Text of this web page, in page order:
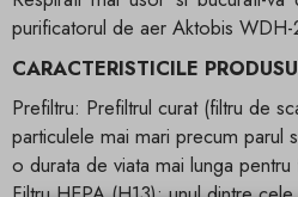
purificatorul de aer Aktobis
CARACTERISTICILE
Prefiltru: Prefiltrul curat (filtru de
particulele mai mari precum parul
o durata de viata mai lunga pentru